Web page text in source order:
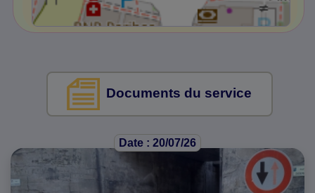
Documents du service
Date : 20/07/26